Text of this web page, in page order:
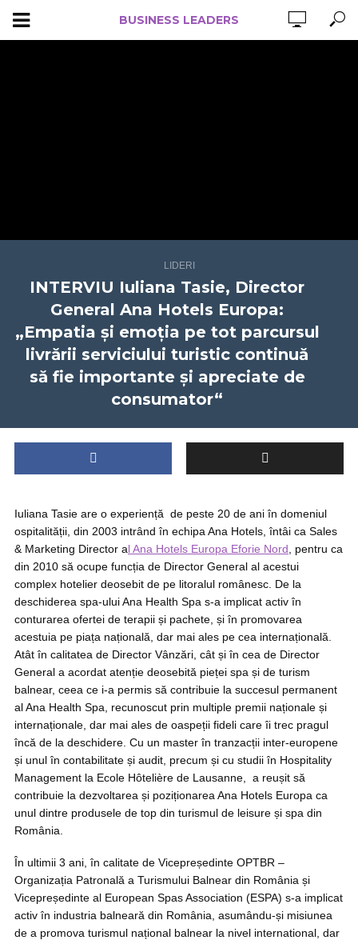
BUSINESS LEADERS
LIDERI
INTERVIU Iuliana Tasie, Director
General Ana Hotels Europa:
„Empatia și emoția pe tot parcursul
livrării serviciului turistic continuă
să fie importante și apreciate de
consumator“
Iuliana Tasie are o experiență de peste 20 de ani în domeniul
ospitalității, din 2003 intrând în echipa Ana Hotels, întâi ca Sales
& Marketing Director al Ana Hotels Europa Eforie Nord , pentru ca
din 2010 să ocupe funcția de Director General al acestui
complex hotelier deosebit de pe litoralul românesc. De la
deschiderea spa-ului Ana Health Spa s-a implicat activ în
conturarea ofertei de terapii și pachete, și în promovarea
acestuia pe piața națională, dar mai ales pe cea internațională.
Atât în calitatea de Director Vânzări, cât și în cea de Director
General a acordat atenție deosebită pieței spa și de turism
balnear, ceea ce i-a permis să contribuie la succesul permanent
al Ana Health Spa, recunoscut prin multiple premii naționale și
internaționale, dar mai ales de oaspeții fideli care îi trec pragul
încă de la deschidere. Cu un master în tranzacții inter-europene
și unul în contabilitate și audit, precum și cu studii în Hospitality
Management la Ecole Hôtelière de Lausanne, a reușit să
contribuie la dezvoltarea și poziționarea Ana Hotels Europa ca
unul dintre produsele de top din turismul de leisure și spa din
România.
În ultimii 3 ani, în calitate de Vicepreședinte OPTBR –
Organizația Patronală a Turismului Balnear din România și
Vicepreședinte al European Spas Association (ESPA) s-a implicat
activ în industria balneară din România, asumându-și misiunea
de a promova turismul național balnear la nivel international, dar